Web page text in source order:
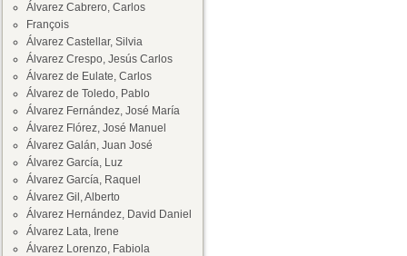
Álvarez Cabrero, Carlos
François
Álvarez Castellar, Silvia
Álvarez Crespo, Jesús Carlos
Álvarez de Eulate, Carlos
Álvarez de Toledo, Pablo
Álvarez Fernández, José María
Álvarez Flórez, José Manuel
Álvarez Galán, Juan José
Álvarez García, Luz
Álvarez García, Raquel
Álvarez Gil, Alberto
Álvarez Hernández, David Daniel
Álvarez Lata, Irene
Álvarez Lorenzo, Fabiola